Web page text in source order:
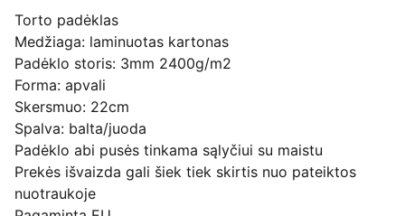
Torto padėklas
Medžiaga: laminuotas kartonas
Padėklo storis: 3mm 2400g/m2
Forma: apvali
Skersmuo: 22cm
Spalva: balta/juoda
Padėklo abi pusės tinkama sąlyčiui su maistu
Prekės išvaizda gali šiek tiek skirtis nuo pateiktos
nuotraukoje